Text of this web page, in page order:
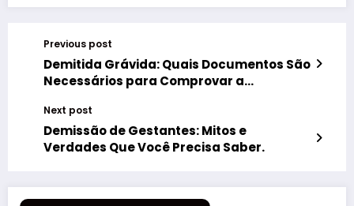
Previous post
Demitida Grávida: Quais Documentos São
Necessários para Comprovar a
Next post
Demissão de Gestantes: Mitos e
Verdades Que Você Precisa Saber.